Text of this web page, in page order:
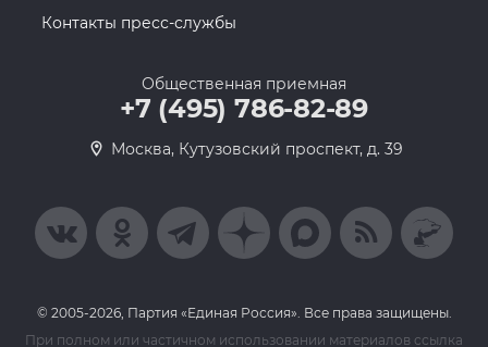
Контакты пресс-службы
Общественная приемная
+7 (495) 786-82-89
Москва, Кутузовский проспект, д. 39
© 2005-2026, Партия «Единая Россия». Все права защищены.
При полном или частичном использовании материалов ссылка